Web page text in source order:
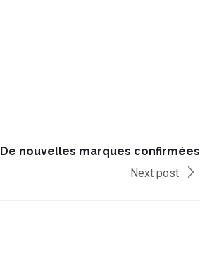
De nouvelles marques confirmées
Next post